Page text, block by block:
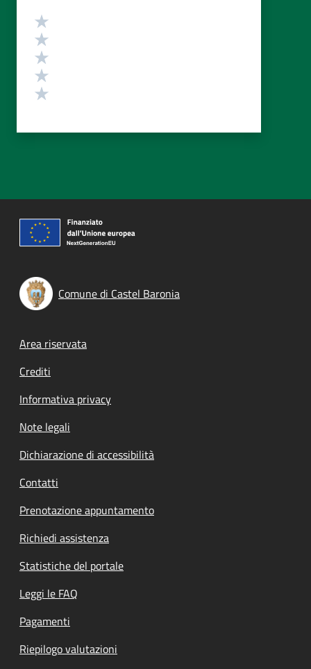
Valutazione
Comune di Castel Baronia
Footer menu
Area riservata
Crediti
Informativa privacy
Note legali
Dichiarazione di accessibilità
Contatti
Prenotazione appuntamento
Richiedi assistenza
Statistiche del portale
Leggi le FAQ
Pagamenti
Riepilogo valutazioni